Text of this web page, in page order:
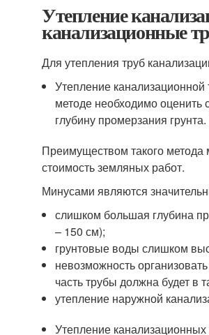
Утепление
канализационные
Для утепления труб
Утепление
методе необходимо оценить
глубину промерзания
Преимуществом такого метода
стоимость земляных работ.
Минусами являются
слишком большая глубина
– 150 см);
грунтовые воды слишком
невозможность
часть трубы должна будет в
утепление наружной
Утепление